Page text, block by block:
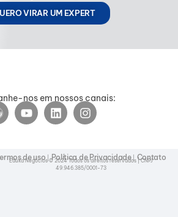
VIRAR UM EXPERT
nos em nossos canais:
de uso|Política de Privacidade| Contato
Eduka Negócios © 2024 Todos os direitos reservados | CNPJ
49.946.385/0001-73